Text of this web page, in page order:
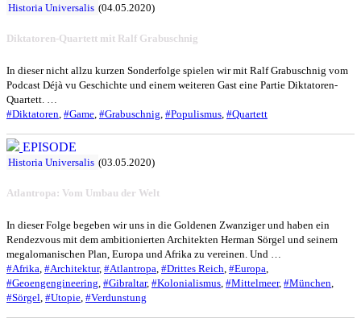
Historia Universalis (04.05.2020)
Diktatoren-Quartett mit Ralf Grabuschnig
In dieser nicht allzu kurzen Sonderfolge spielen wir mit Ralf Grabuschnig vom
Podcast Déjà vu Geschichte und einem weiteren Gast eine Partie Diktatoren-
Quartett. …
#Diktatoren, #Game, #Grabuschnig, #Populismus, #Quartett
EPISODE
Historia Universalis (03.05.2020)
Atlantropa: Vom Umbau der Welt
In dieser Folge begeben wir uns in die Goldenen Zwanziger und haben ein
Rendezvous mit dem ambitionierten Architekten Herman Sörgel und seinem
megalomanischen Plan, Europa und Afrika zu vereinen. Und …
#Afrika, #Architektur, #Atlantropa, #Drittes Reich, #Europa,
#Geoengengineering, #Gibraltar, #Kolonialismus, #Mittelmeer, #München,
#Sörgel, #Utopie, #Verdunstung